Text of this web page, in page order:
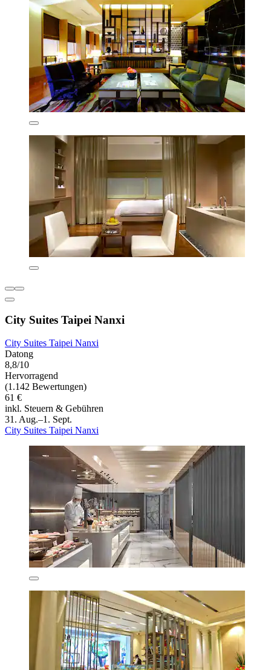
City Suites Taipei Nanxi
City Suites Taipei Nanxi
Datong
8,8/10
Hervorragend
(1.142 Bewertungen)
61 €
inkl. Steuern & Gebühren
31. Aug.–1. Sept.
City Suites Taipei Nanxi